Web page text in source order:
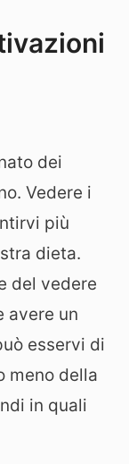
dei
Vedere i
più
dieta.
del vedere
avere un
esservi di
meno della
in quali